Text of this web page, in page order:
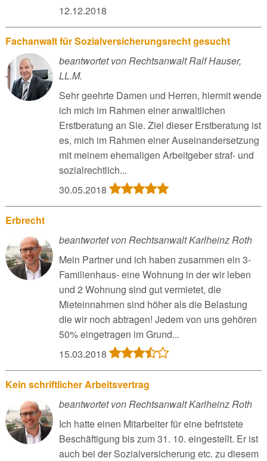
12.12.2018
Fachanwalt für Sozialversicherungsrecht gesucht
beantwortet von Rechtsanwalt Ralf Hauser,
LL.M.
Sehr geehrte Damen und Herren, hiermit wende
ich mich im Rahmen einer anwaltlichen
Erstberatung an Sie. Ziel dieser Erstberatung ist
es, mich im Rahmen einer Auseinandersetzung
mit meinem ehemaligen Arbeitgeber straf- und
sozialrechtlich...
30.05.2018
Erbrecht
beantwortet von Rechtsanwalt Karlheinz Roth
Mein Partner und ich haben zusammen ein 3-
Familienhaus- eine Wohnung in der wir leben
und 2 Wohnung sind gut vermietet, die
Mieteinnahmen sind höher als die Belastung
die wir noch abtragen! Jedem von uns gehören
50% eingetragen im Grund...
15.03.2018
Kein schriftlicher Arbeitsvertrag
beantwortet von Rechtsanwalt Karlheinz Roth
Ich hatte einen Mitarbeiter für eine befristete
Beschäftigung bis zum 31. 10. eingestellt. Er ist
auch bei der Sozialversicherung etc. zu diesem